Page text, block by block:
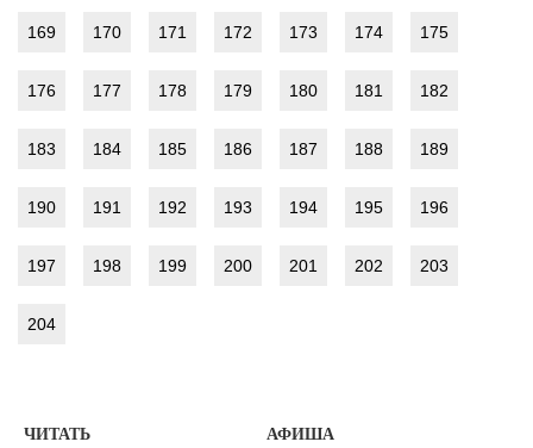
169 170 171 172 173 174 175
176 177 178 179 180 181 182
183 184 185 186 187 188 189
190 191 192 193 194 195 196
197 198 199 200 201 202 203
204
ЧИТАТЬ АФИША